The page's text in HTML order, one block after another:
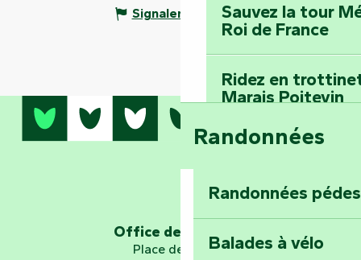
Sauvez la tour
Roi de France
Ridez en
Marais Poitevin
Embarquez pour
Explorez
d’orientation «
Randonnées
Randonnées
Balades à vélo
Signaler une erreur
Office de tourisme
Place de Verdun